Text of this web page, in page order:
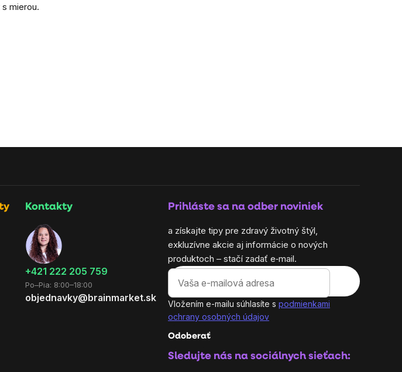
mierou.
Kontakty
+421 222 205 759
Po–Pia: 8:00–18:00
objednavky@brainmarket.sk
Prihláste sa na odber noviniek
a získajte tipy pre zdravý životný štýl,
exkluzívne akcie aj informácie o nových
produktoch – stačí zadať e‑mail.
Vložením e-mailu súhlasíte s podmienkami
ochrany osobných údajov
Odoberať
Sledujte nás na sociálnych sieťach: